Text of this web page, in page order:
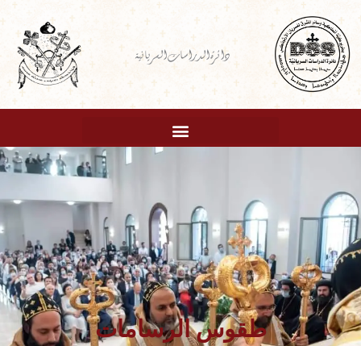
إلى
المحتوى
دائرة الدراسات السريانية
طقوس الرسامات